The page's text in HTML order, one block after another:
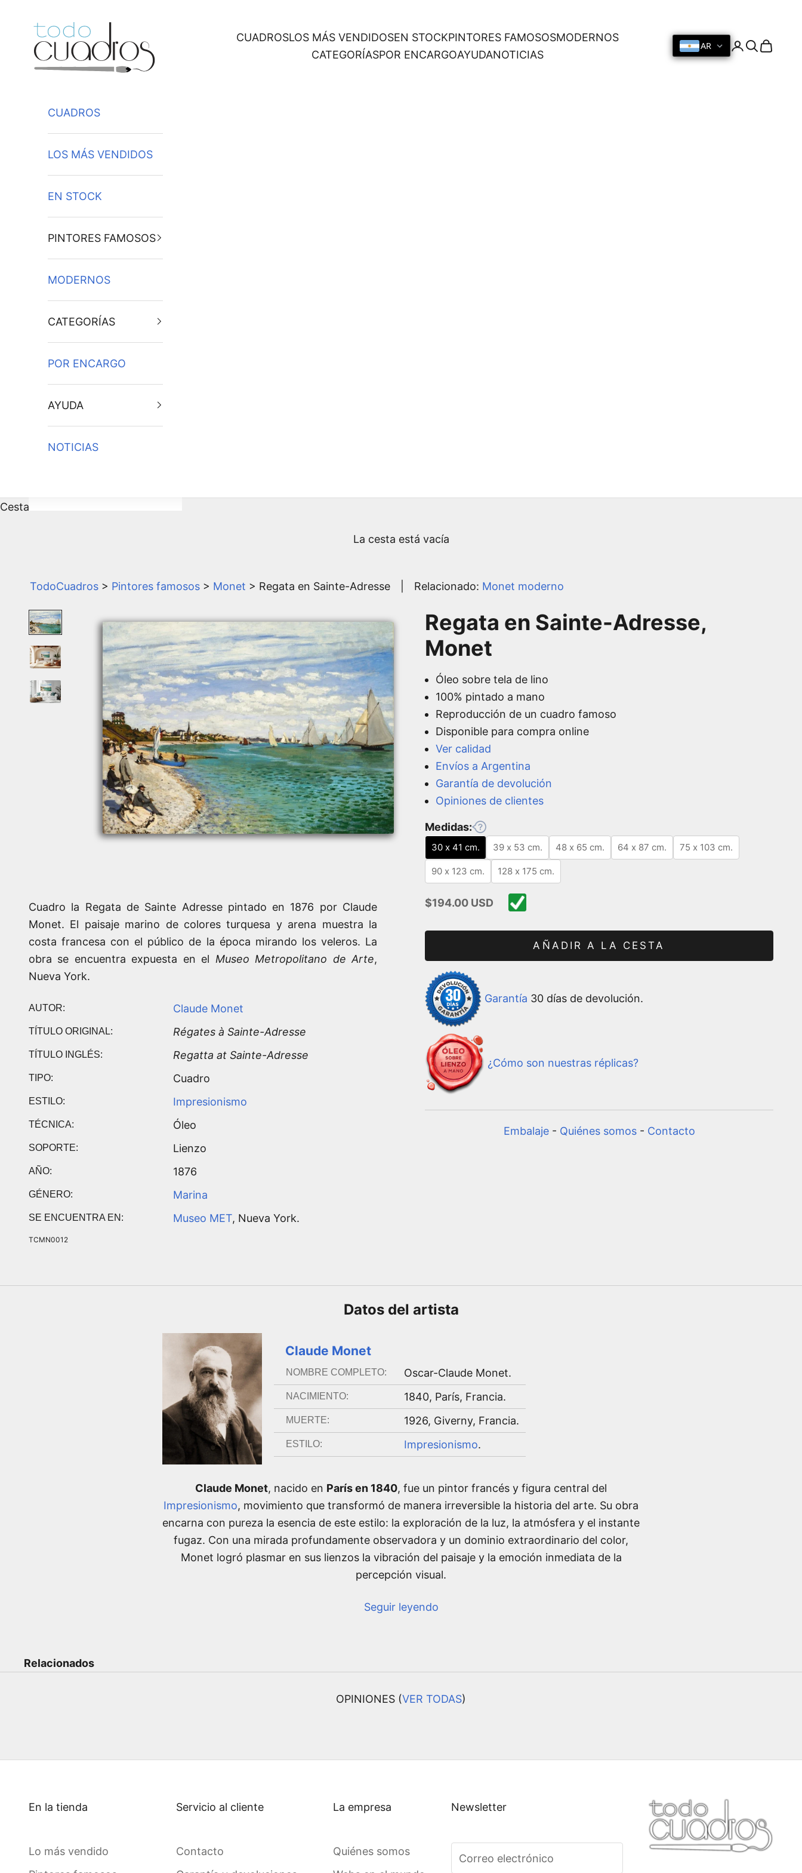
CUADROSLOS MÁS VENDIDOSEN STOCKPINTORES FAMOSOSMODERNOS
CATEGORÍASPOR ENCARGOAYUDANOTICIAS
AR Iniciar sesión
Buscar
Cesta
CUADROS
LOS MÁS VENDIDOS
EN STOCK
PINTORES FAMOSOS
MODERNOS
CATEGORÍAS
POR ENCARGO
AYUDA
NOTICIAS
Cesta
La cesta está vacía
TodoCuadros > Pintores famosos > Monet > Regata en Sainte-Adresse Relacionado: Monet moderno
Regata en Sainte-Adresse,
Monet
Óleo sobre tela de lino
100% pintado a mano
Reproducción de un cuadro famoso
Disponible para compra online
Ver calidad
Envíos a Argentina
Garantía de devolución
Opiniones de clientes
Medidas:
30 x 41 cm. 39 x 53 cm. 48 x 65 cm. 64 x 87 cm. 75 x 103 cm.
90 x 123 cm. 128 x 175 cm.
Precio de oferta
$194.00 USD
AÑADIR A LA CESTA
Garantía 30 días de devolución.
¿Cómo son nuestras réplicas?
Embalaje- Quiénes somos- Contacto
Cuadro la Regata de Sainte Adresse pintado en 1876 por Claude
Monet. El paisaje marino de colores turquesa y arena muestra la
costa francesa con el público de la época mirando los veleros. La
obra se encuentra expuesta en el Museo Metropolitano de Arte,
Nueva York.
AUTOR: Claude Monet
TÍTULO ORIGINAL: Régates à Sainte-Adresse
TÍTULO INGLÉS: Regatta at Sainte-Adresse
TIPO: Cuadro
ESTILO: Impresionismo
TÉCNICA: Óleo
SOPORTE: Lienzo
AÑO: 1876
GÉNERO: Marina
SE ENCUENTRA EN: Museo MET, Nueva York.
TCMN0012
Datos del artista
Claude Monet
NOMBRE COMPLETO: Oscar-Claude Monet.
NACIMIENTO: 1840, París, Francia.
MUERTE: 1926, Giverny, Francia.
ESTILO: Impresionismo.
Claude Monet, nacido en París en 1840, fue un pintor francés y figura central del
Impresionismo, movimiento que transformó de manera irreversible la historia del arte. Su obra
encarna con pureza la esencia de este estilo: la exploración de la luz, la atmósfera y el instante
fugaz. Con una mirada profundamente observadora y un dominio extraordinario del color,
Monet logró plasmar en sus lienzos la vibración del paisaje y la emoción inmediata de la
percepción visual.
Seguir leyendo
Relacionados
OPINIONES (VER TODAS)
En la tienda
Lo más vendido
Servicio al cliente
Contacto
La empresa
Quiénes somos
Newsletter